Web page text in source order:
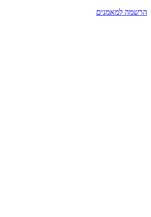
הרשמה למאמנים